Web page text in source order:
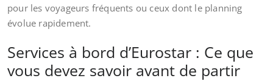
pour les voyageurs fréquents ou ceux dont le planning
évolue rapidement.
Services à bord d’Eurostar : Ce que
vous devez savoir avant de partir